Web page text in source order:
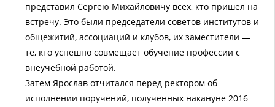
представил Сергею Михайловичу всех, кто пришел на
встречу. Это были председатели советов институтов и
общежитий, ассоциаций и клубов, их заместители —
те, кто успешно совмещает обучение профессии с
внеучебной работой.
Затем Ярослав отчитался перед ректором об
исполнении поручений, полученных накануне 2016